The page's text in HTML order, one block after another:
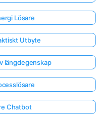
Lösare
Utbyte
längdegenskap
Chatbot